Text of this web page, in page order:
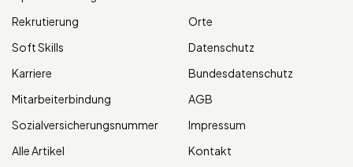
Rekrutierung
Soft Skills
Karriere
Mitarbeiterbindung
Sozialversicherungsnummer
Alle Artikel
Orte
Datenschutz
Bundesdatenschutz
AGB
Impressum
Kontakt